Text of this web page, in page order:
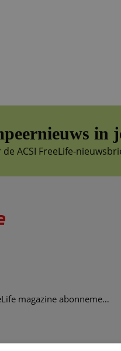
in
ACSI FreeLife-
Hoe kan ik mijn ACSI FreeLife magazine abonnement opzeggen?